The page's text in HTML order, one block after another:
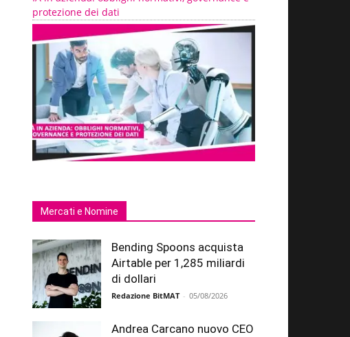
protezione dei dati
Mercati e Nomine
Bending Spoons acquista
Airtable per 1,285 miliardi
di dollari
Redazione BitMAT - 05/08/2026
Andrea Carcano nuovo CEO